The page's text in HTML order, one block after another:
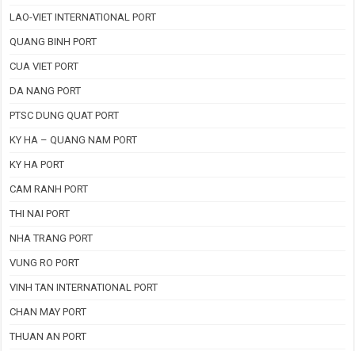
LAO-VIET INTERNATIONAL PORT
QUANG BINH PORT
CUA VIET PORT
DA NANG PORT
PTSC DUNG QUAT PORT
KY HA – QUANG NAM PORT
KY HA PORT
CAM RANH PORT
THI NAI PORT
NHA TRANG PORT
VUNG RO PORT
VINH TAN INTERNATIONAL PORT
CHAN MAY PORT
THUAN AN PORT